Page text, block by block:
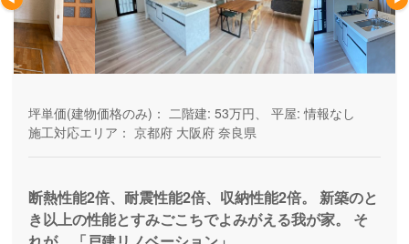
坪単価(建物価格のみ)： 二階建: 53万円、 平屋: 情報なし
施工対応エリア： 京都府 大阪府 奈良県
断熱性能2倍、耐震性能2倍、収納性能2倍。 新築のと
き以上の性能とすみごこちでよみがえる我が家。 そ